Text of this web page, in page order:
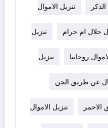
تنزيل الاموال
حلال ام حرام تنزيل
روحانيا تنزيل
عن طريق الجن
الاحمر تنزيل الاموال